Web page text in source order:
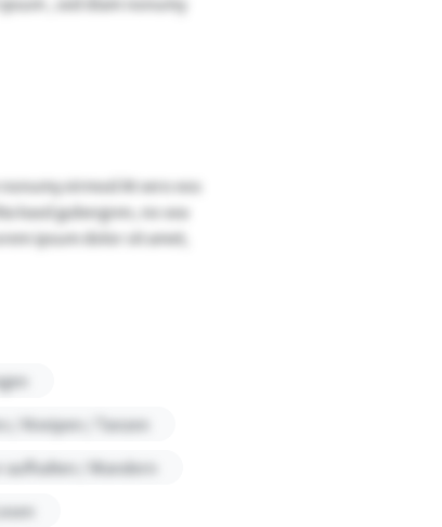
eirmod At vero eos
kasd gubergren, no sea
ipsum dolor sit amet,
/ Kneipen / Tanzen
aufhalten / Wandern
Lesen